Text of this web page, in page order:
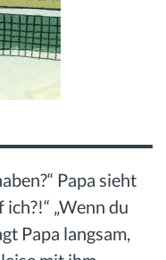
Papa sieht
„Wenn du
Papa langsam,